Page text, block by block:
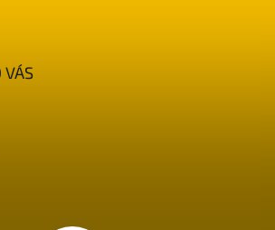
VÁS